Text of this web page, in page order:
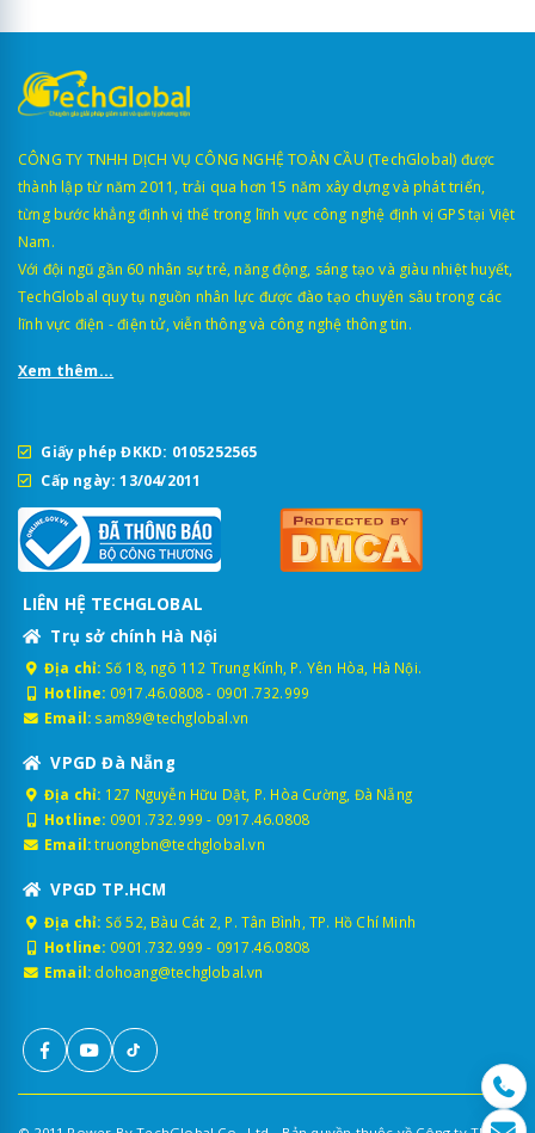
CÔNG TY TNHH DỊCH VỤ CÔNG NGHỆ TOÀN CẦU (TechGlobal) được
thành lập từ năm 2011, trải qua hơn 15 năm xây dựng và phát triển,
từng bước khẳng định vị thế trong lĩnh vực công nghệ định vị GPS tại Việt
Nam.
Với đội ngũ gần 60 nhân sự trẻ, năng động, sáng tạo và giàu nhiệt huyết,
TechGlobal quy tụ nguồn nhân lực được đào tạo chuyên sâu trong các
lĩnh vực điện - điện tử, viễn thông và công nghệ thông tin.
Xem thêm...
Giấy phép ĐKKD: 0105252565
Cấp ngày: 13/04/2011
LIÊN HỆ TECHGLOBAL
Trụ sở chính Hà Nội
Địa chỉ: Số 18, ngõ 112 Trung Kính, P. Yên Hòa, Hà Nội.
Hotline: 0917.46.0808- 0901.732.999
Email: sam89@techglobal.vn
VPGD Đà Nẵng
Địa chỉ: 127 Nguyễn Hữu Dật, P. Hòa Cường, Đà Nẵng
Hotline: 0901.732.999 - 0917.46.0808
Email: truongbn@techglobal.vn
VPGD TP.HCM
Địa chỉ: Số 52, Bàu Cát 2, P. Tân Bình, TP. Hồ Chí Minh
Hotline: 0901.732.999 - 0917.46.0808
Email: dohoang@techglobal.vn